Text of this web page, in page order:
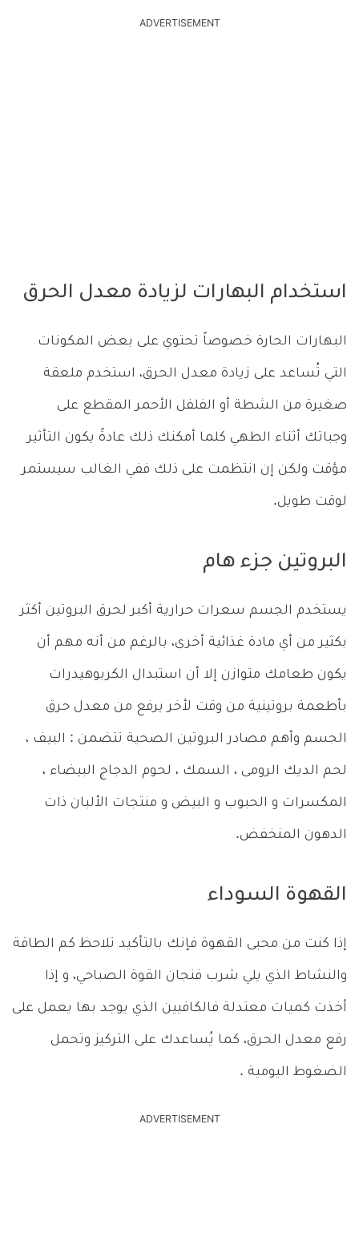
ADVERTISEMENT
استخدام البهارات لزيادة معدل الحرق
البهارات الحارة خصوصاً تحتوي على بعض المكونات
التي تُساعد على زيادة معدل الحرق، استخدم ملعقة
صغيرة من الشطة أو الفلفل الأحمر المقطع على
وجباتك أثناء الطهي كلما أمكنك ذلك عادةً يكون التأثير
مؤقت ولكن إن انتظمت على ذلك ففي الغالب سيستمر
لوقت طويل.
البروتين جزء هام
يستخدم الجسم سعرات حرارية أكبر لحرق البروتين أكثر
بكثير من أي مادة غذائية أخرى، بالرغم من أنه مهم أن
يكون طعامك متوازن إلا أن استبدال الكربوهيدرات
بأطعمة بروتينية من وقت لأخر يرفع من معدل حرق
الجسم وأهم مصادر البروتين الصحية تتضمن : البيف ،
لحم الديك الرومى ، السمك ، لحوم الدجاج البيضاء ،
المكسرات و الحبوب و البيض و منتجات الألبان ذات
الدهون المنخفض.
القهوة السوداء
إذا كنت من محبى القهوة فإنك بالتأكيد تلاحظ كم الطاقة
والنشاط الذي يلي شرب فنجان القوة الصباحي، و إذا
أخذت كميات معتدلة فالكافيين الذي يوجد بها يعمل على
رفع معدل الحرق، كما يُساعدك على التركيز وتحمل
الضغوط اليومية .
ADVERTISEMENT